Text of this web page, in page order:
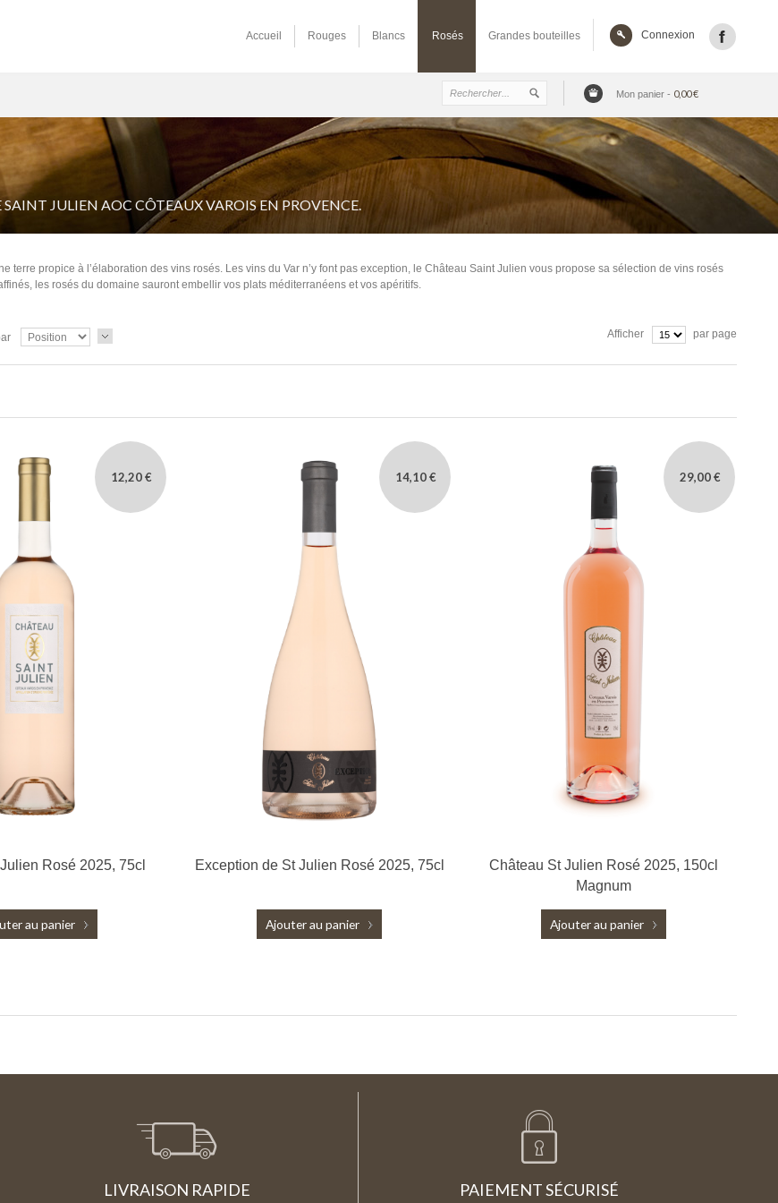
Connexion
Accueil Rouges Blancs Rosés Grandes bouteilles
Mon panier - 0,00 €
SAINT JULIEN AOC CÔTEAUX VAROIS EN PROVENCE.
terre propice à l’élaboration des vins rosés. Les vins du Var n’y font pas exception, le Château Saint Julien vous propose sa sélection de vins rosés
les rosés du domaine sauront embellir vos plats méditerranéens et vos apéritifs.
Afficher par page
12,20 €
Rosé 2025, 75cl
au panier
14,10 €
Exception de St Julien Rosé 2025, 75cl
Ajouter au panier
29,00 €
Château St Julien Rosé 2025, 150cl
Magnum
Ajouter au panier
LIVRAISON RAPIDE PAIEMENT SÉCURISÉ